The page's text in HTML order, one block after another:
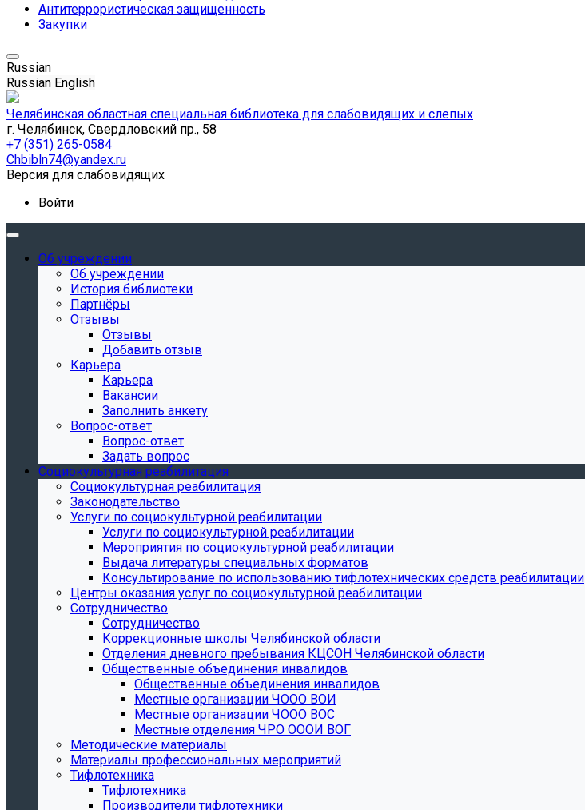
Антитеррористическая защищенность
Закупки
Russian
Russian English
Челябинская областная специальная библиотека для слабовидящих и слепых
г. Челябинск, Свердловский пр., 58
+7 (351) 265-0584
Chbibln74@yandex.ru
Версия для слабовидящих
Войти
Об учреждении
Об учреждении
История библиотеки
Партнёры
Отзывы
Отзывы
Добавить отзыв
Карьера
Карьера
Вакансии
Заполнить анкету
Вопрос-ответ
Вопрос-ответ
Задать вопрос
Социокультурная реабилитация
Социокультурная реабилитация
Законодательство
Услуги по социокультурной реабилитации
Услуги по социокультурной реабилитации
Мероприятия по социокультурной реабилитации
Выдача литературы специальных форматов
Консультирование по использованию тифлотехнических средств реабилитации
Центры оказания услуг по социокультурной реабилитации
Сотрудничество
Сотрудничество
Коррекционные школы Челябинской области
Отделения дневного пребывания КЦСОН Челябинской области
Общественные объединения инвалидов
Общественные объединения инвалидов
Местные организации ЧООО ВОИ
Местные организации ЧООО ВОС
Местные отделения ЧРО ОООИ ВОГ
Методические материалы
Материалы профессиональных мероприятий
Тифлотехника
Тифлотехника
Производители тифлотехники